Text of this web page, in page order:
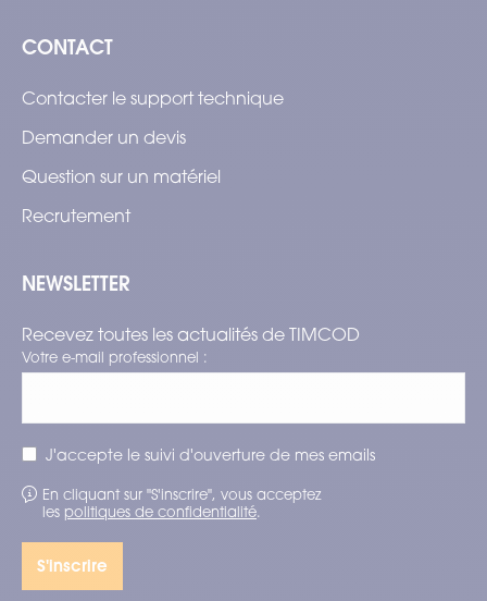
CONTACT
Contacter le support technique
Demander un devis
Question sur un matériel
Recrutement
NEWSLETTER
Recevez toutes les actualités de TIMCOD
Votre e-mail professionnel :
J'accepte le suivi d'ouverture de mes emails
En cliquant sur "S'inscrire", vous acceptez
les politiques de confidentialité.